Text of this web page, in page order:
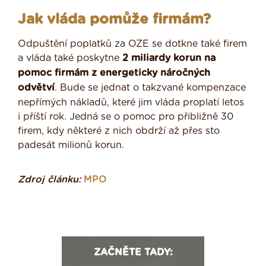
Jak vláda pomůže firmám?
Odpuštění poplatků za OZE se dotkne také firem
a vláda také poskytne 2 miliardy korun na
pomoc firmám z energeticky náročných
odvětví. Bude se jednat o takzvané kompenzace
nepřímých nákladů, které jim vláda proplatí letos
i příští rok. Jedná se o pomoc pro přibližně 30
firem, kdy některé z nich obdrží až přes sto
padesát milionů korun.
Zdroj článku: MPO
ZAČNĚTE TADY: